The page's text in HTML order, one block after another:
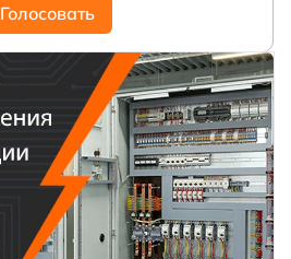
Голосовать